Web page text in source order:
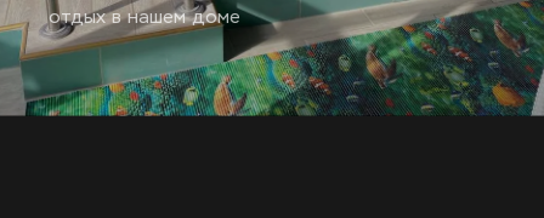
отдых в нашем доме